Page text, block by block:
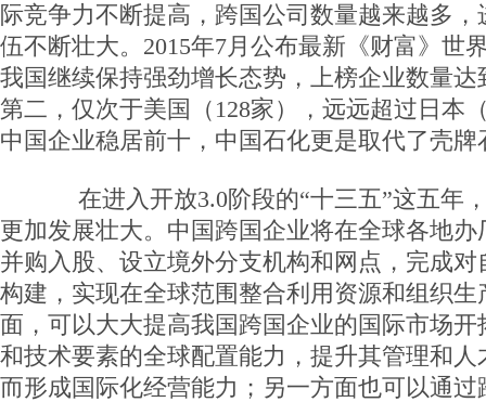
际竞争力不断提高，跨国公司数量越来越多，
伍不断壮大。2015年7月公布最新《财富》世
我国继续保持强劲增长态势，上榜企业数量达
第二，仅次于美国（128家），远远超过日本
中国企业稳居前十，中国石化更是取代了壳
在进入开放3.0阶段的“十三五”这五年
更加发展壮大。中国跨国企业将在全球各地
并购入股、设立境外分支机构和网点，完成
构建，实现在全球范围整合利用资源和组织
面，可以大大提高我国跨国企业的国际市场
和技术要素的全球配置能力，提升其管理和
而形成国际化经营能力；另一方面也可以通